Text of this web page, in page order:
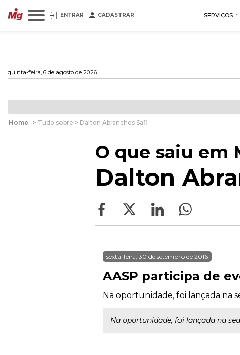
ENTRAR CADASTRAR SERVIÇOS
quinta-feira, 6 de agosto de 2026
Home > Tudo sobre > Dalton Abranches Safi
O que saiu em
Dalton
sexta-feira, 30 de setembro de 2016
AASP participa de
Na oportunidade, foi lançada na
Na oportunidade, foi lançada na